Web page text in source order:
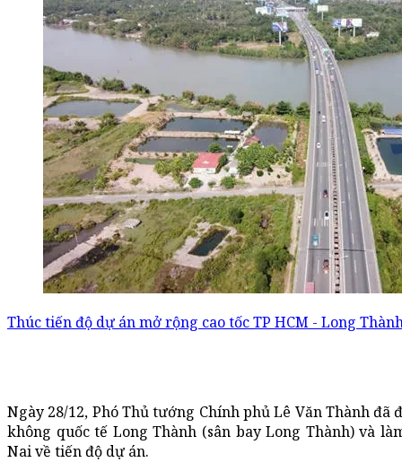
Thúc tiến độ dự án mở rộng cao tốc TP HCM - Long
Ngày 28/12, Phó Thủ tướng Chính phủ Lê Văn Thành
không quốc tế Long Thành (sân bay Long Thành) và
Nai về tiến độ dự án.